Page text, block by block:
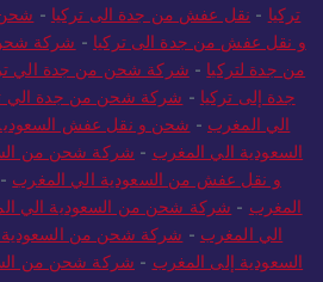
تركيا - نقل عفش من جدة الى تركيا - شحن
و نقل عفش من جدة الى تركيا - شركة
من جدة لتركيا - شركة شحن من جدة الي
جدة إلى تركيا - شركة شحن من جدة الي
الي المغرب - شحن و نقل عفش
السعودية الي المغرب - شركة شحن من
و نقل عفش من السعودية الي المغرب -
المغرب - شركة شحن من السعودية الي
الي المغرب - شركة شحن من السعودية
السعودية إلى المغرب - شركة شحن من